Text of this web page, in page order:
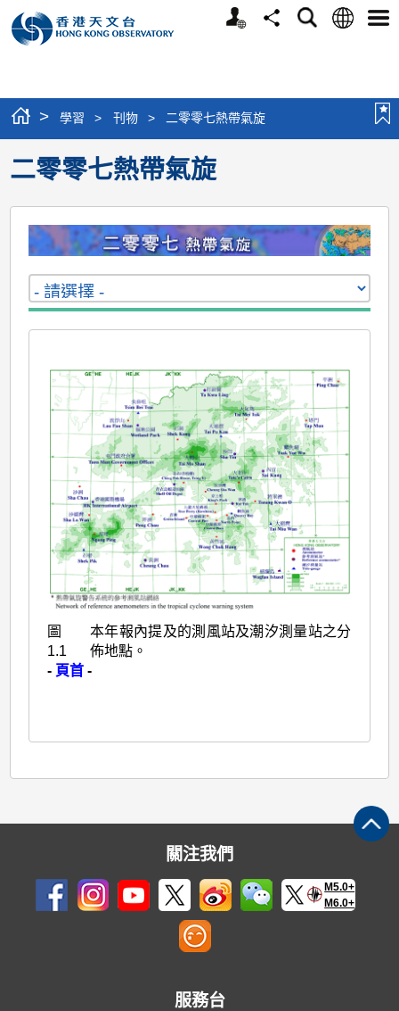
個
分
搜
語
選
> 學習 > 刊物 > 二零零七熱帶氣旋
二零零七熱帶氣旋
圖
1.1
本年報內提及的測風站及潮汐測量站之分
佈地點。
- 頁首 -
關注我們
M5.0+
M6.0+
服務台